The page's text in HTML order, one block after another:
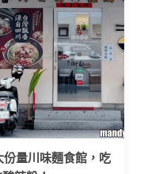
份量川味麵食館，吃